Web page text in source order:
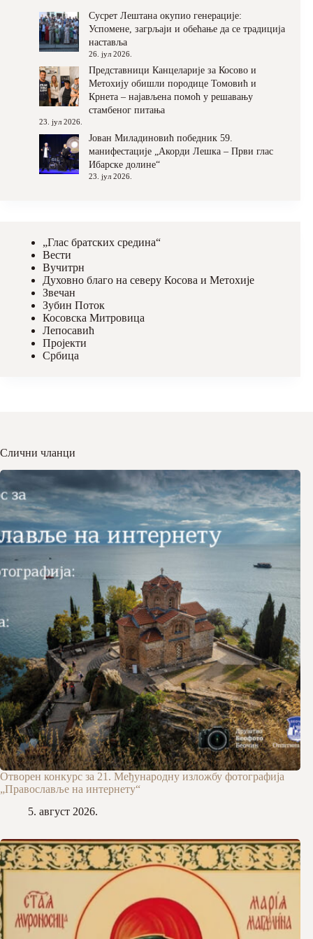
Сусрет Лештана окупио генерације:
Успомене, загрљаји и обећање да се традиција
наставља
26. јул 2026.
Представници Канцеларије за Косово и
Метохију обишли породице Томовић и
Крнета – најављена помоћ у решавању
стамбеног питања
23. јул 2026.
Јован Миладиновић победник 59.
манифестације „Акорди Лешка – Први глас
Ибарске долине“
23. јул 2026.
„Глас братских средина“
Вести
Вучитрн
Духовно благо на северу Косова и Метохије
Звечан
Зубин Поток
Косовска Митровица
Лепосавић
Пројекти
Србица
Слични чланци
Отворен конкурс за 21. Међународну изложбу фотографија
„Православље на интернету“
5. август 2026.